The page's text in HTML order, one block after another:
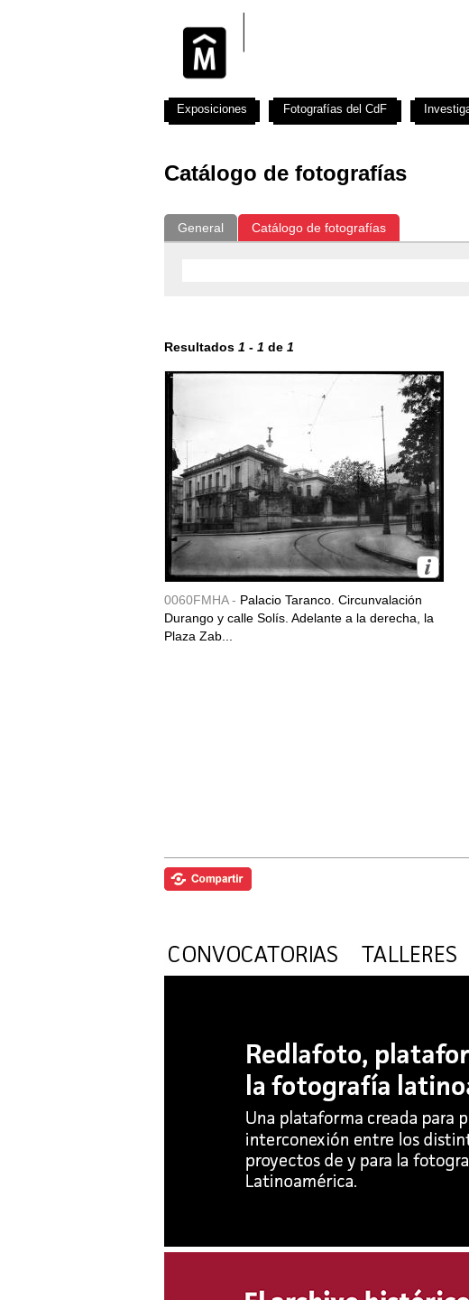
Catálogo de fotografías
General Catálogo de fotografías
Resultados 1 - 1 de 1
0060FMHA - Palacio Taranco. Circunvalación
Durango y calle Solís. Adelante a la derecha, la
Plaza Zab...
Exposiciones Fotografías del CdF